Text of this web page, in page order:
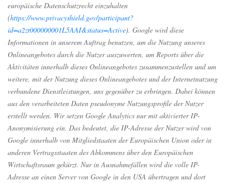
europäische Datenschutzrecht einzuhalten
(https://www.privacyshield.gov/participant?
id=a2zt000000001L5AAI&status=Active). Google wird diese
Informationen in unserem Auftrag benutzen, um die Nutzung unseres
Onlineangebotes durch die Nutzer auszuwerten, um Reports über die
Aktivitäten innerhalb dieses Onlineangebotes zusammenzustellen und um
weitere, mit der Nutzung dieses Onlineangebotes und der Internetnutzung
verbundene Dienstleistungen, uns gegenüber zu erbringen. Dabei können
aus den verarbeiteten Daten pseudonyme Nutzungsprofile der Nutzer
erstellt werden. Wir setzen Google Analytics nur mit aktivierter IP-
Anonymisierung ein. Das bedeutet, die IP-Adresse der Nutzer wird von
Google innerhalb von Mitgliedstaaten der Europäischen Union oder in
anderen Vertragsstaaten des Abkommens über den Europäischen
Wirtschaftsraum gekürzt. Nur in Ausnahmefällen wird die volle IP-
Adresse an einen Server von Google in den USA übertragen und dort